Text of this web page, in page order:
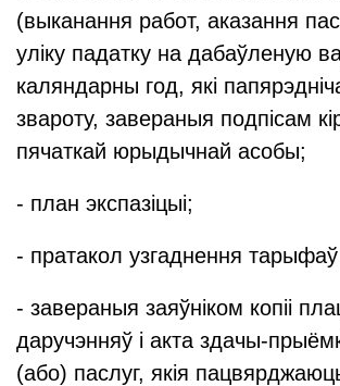
(выканання работ, аказання
уліку падатку на дабаўленую
каляндарны год, які
звароту, завераныя подпісам
пячаткай юрыдычнай асобы;
- план экспазіцыі;
- пратакол узгаднення тарыфаў
- завераныя заяўніком копіі
даручэнняў і акта здачы-
(або) паслуг, якія